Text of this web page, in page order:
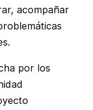
acompañar
por los